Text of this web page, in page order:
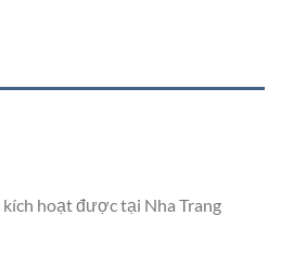
hoạt được tại Nha Trang